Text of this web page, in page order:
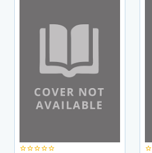
star_borderstar_borderstar_borderstar_borderstar_border star_border